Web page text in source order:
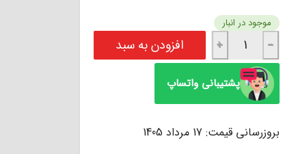
موجود در انبار
لنت ترمز جلو هایما S7 بلو BLUE عدد
−
+ افزودن به سبد
پشتیبانی واتساپ
بروزرسانی قیمت: 17 مرداد 1405